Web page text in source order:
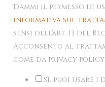
Dammi il permesso di
informativa sul
sensi dell'art. 13 del
Acconsento al
come da privacy policy
Sì, puoi usare i